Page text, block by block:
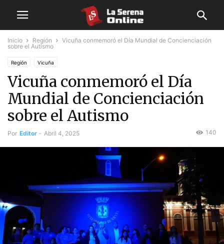
Inicio Región
Vicuña conmemoró el Día Mundial de Concienciación
sobre el Autismo
Región Vicuña
Vicuña conmemoró el Día
Mundial de Concienciación
sobre el Autismo
Por Editor - Abril 4, 2025 140